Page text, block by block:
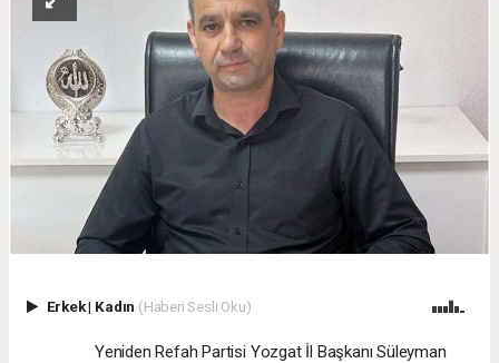
Erkek| Kadın (Haberi Sesli Oku)
Yeniden Refah Partisi Yozgat İl Başkanı Süleyman